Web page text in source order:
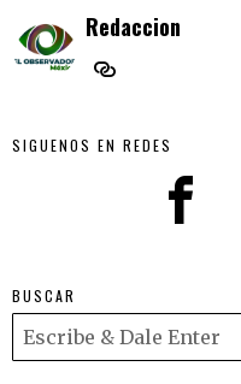
Redaccion
SIGUENOS EN REDES
BUSCAR